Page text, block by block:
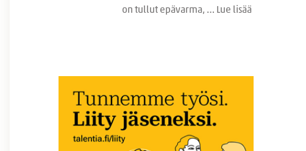
on tullut epävarma, … Lue lisää